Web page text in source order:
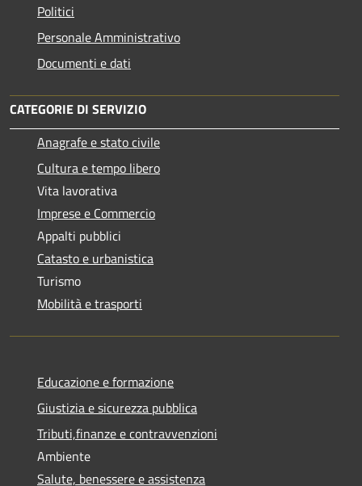
Politici
Personale Amministrativo
Documenti e dati
CATEGORIE DI SERVIZIO
Anagrafe e stato civile
Cultura e tempo libero
Vita lavorativa
Imprese e Commercio
Appalti pubblici
Catasto e urbanistica
Turismo
Mobilità e trasporti
Educazione e formazione
Giustizia e sicurezza pubblica
Tributi,finanze e contravvenzioni
Ambiente
Salute, benessere e assistenza